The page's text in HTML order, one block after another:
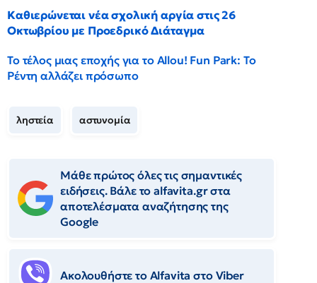
Καθιερώνεται νέα σχολική αργία στις 26
Οκτωβρίου με Προεδρικό Διάταγμα
Το τέλος μιας εποχής για το Allou! Fun Park: Το
Ρέντη αλλάζει πρόσωπο
ληστεία αστυνομία
Μάθε πρώτος όλες τις σημαντικές
ειδήσεις. Βάλε το alfavita.gr στα
αποτελέσματα αναζήτησης της
Google
Ακολουθήστε το Αlfavita στο Viber